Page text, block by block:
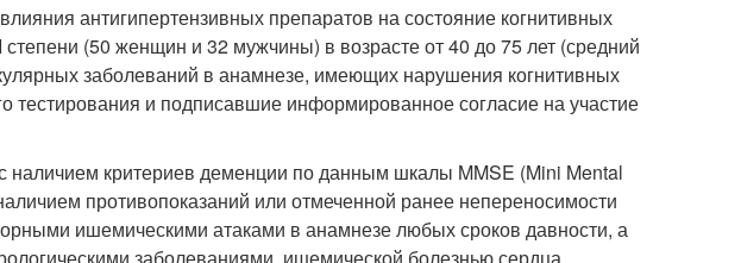
антигипертензивных препаратов на состояние когнитивных
(50 женщин и 32 мужчины) в возрасте от 40 до 75 лет (средний
заболеваний в анамнезе, имеющих нарушения когнитивных
тестирования и подписавшие информированное согласие на участие
наличием критериев деменции по данным шкалы MMSE (Mini Mental
противопоказаний или отмеченной ранее непереносимости
ишемическими атаками в анамнезе любых сроков давности, а